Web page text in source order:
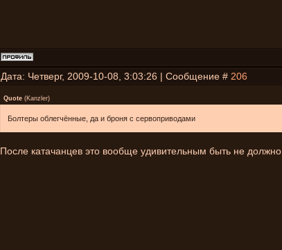
Дата: Четверг, 2009-10-08, 3:03:26 | Сообщение # 206
Quote (Kanzler)
Болтеры облегчённые, да и броня с сервоприводами
После катачанцев это вообще удивительным быть не должно.